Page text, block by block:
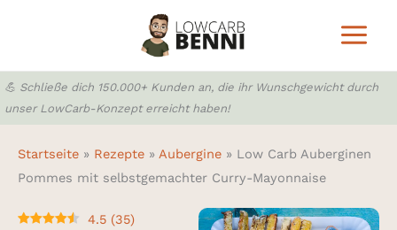
💪 Schließe dich 150.000+ Kunden an, die ihr Wunschgewicht durch
unser LowCarb-Konzept erreicht haben!
Startseite » Rezepte » Aubergine » Low Carb Auberginen
Pommes mit selbstgemachter Curry-Mayonnaise
4.5 (35)